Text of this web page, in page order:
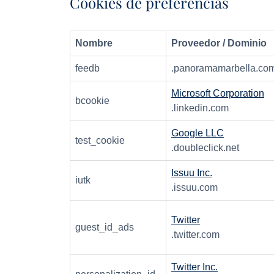
Nombre Proveedor / Dominio
feedb
bcookie
Microsoft Corporation
.linkedin.com
test_cookie
Google LLC
.doubleclick.net
iutk
Issuu Inc.
.issuu.com
guest_id_ads
Twitter
.twitter.com
Twitter Inc.